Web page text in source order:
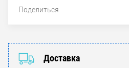
Поделиться
Доставка